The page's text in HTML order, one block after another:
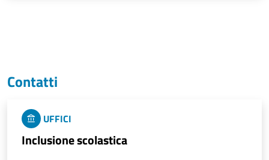
Contatti
UFFICI
Inclusione scolastica